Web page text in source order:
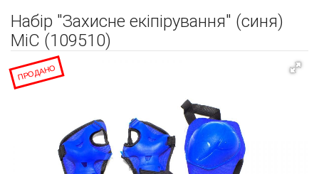
Набір "Захисне екіпірування" (синя)
MiC (109510)
ПРОДАНО